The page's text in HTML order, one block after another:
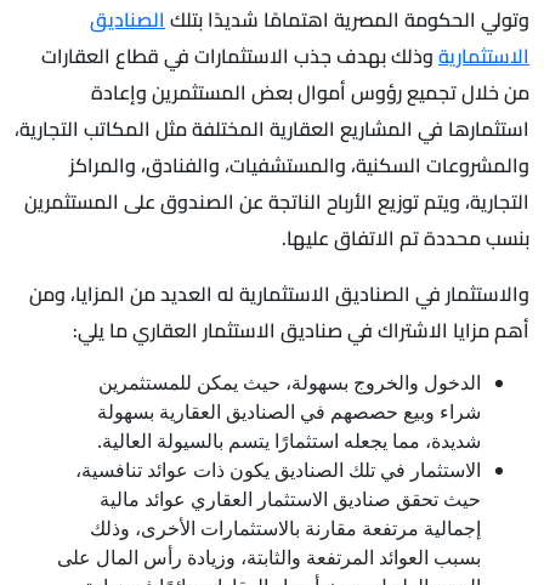
وتولي الحكومة المصرية اهتمامًا شديدًا بتلكالصناديق
الاستثماريةوذلك بهدف جذب الاستثمارات في قطاع العقارات
من خلال تجميع رؤوس أموال بعض المستثمرين وإعادة
استثمارها في المشاريع العقارية المختلفة مثل المكاتب التجارية،
والمشروعات السكنية، والمستشفيات، والفنادق، والمراكز
التجارية، ويتم توزيع الأرباح الناتجة عن الصندوق على المستثمرين
بنسب محددة تم الاتفاق عليها.
والاستثمار في الصناديق الاستثمارية له العديد من المزايا، ومن
أهم مزايا الاشتراك في صناديق الاستثمار العقاري ما يلي:
الدخول والخروج بسهولة، حيث يمكن للمستثمرين
شراء وبيع حصصهم في الصناديق العقارية بسهولة
شديدة، مما يجعله استثمارًا يتسم بالسيولة العالية.
الاستثمار في تلك الصناديق يكون ذات عوائد تنافسية،
حيث تحقق صناديق الاستثمار العقاري عوائد مالية
إجمالية مرتفعة مقارنة بالاستثمارات الأخرى، وذلك
بسبب العوائد المرتفعة والثابتة، وزيادة رأس المال على